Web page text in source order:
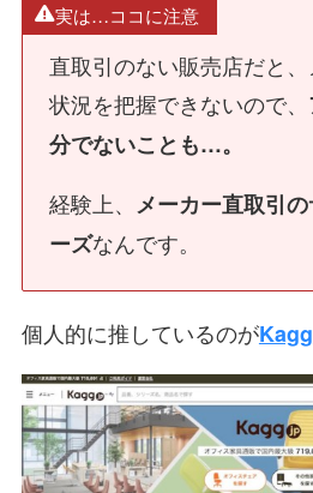
実は…ココに注意
直取引のない販売店だと
状況を把握できないので、
分でないことも…。
経験上、 メーカー直取引
ーズなんです。
個人的に推しているのが